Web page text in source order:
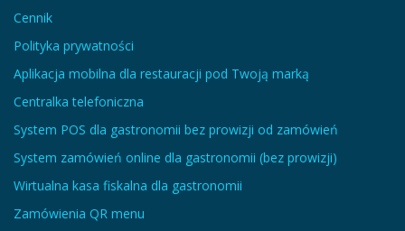
Cennik
Polityka prywatności
Aplikacja mobilna dla restauracji pod Twoją marką
Centralka telefoniczna
System POS dla gastronomii bez prowizji od zamówień
System zamówień online dla gastronomii (bez prowizji)
Wirtualna kasa fiskalna dla gastronomii
Zamówienia QR menu